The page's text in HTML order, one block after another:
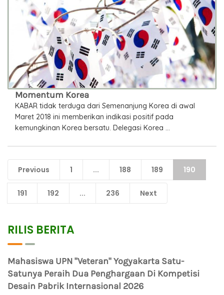
Momentum Korea
KABAR tidak terduga dari Semenanjung Korea di awal
Maret 2018 ini memberikan indikasi positif pada
kemungkinan Korea bersatu. Delegasi Korea ...
Previous 1 ... 188 189 190
191 192 ... 236 Next
RILIS BERITA
Mahasiswa UPN "Veteran" Yogyakarta Satu-
Satunya Peraih Dua Penghargaan Di Kompetisi
Desain Pabrik Internasional 2026